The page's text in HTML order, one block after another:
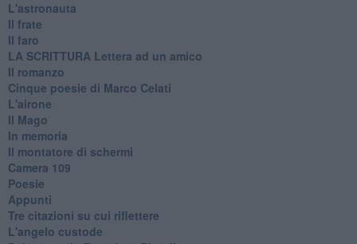
L'astronauta
Il frate
Il faro
​LA SCRITTURA Lettera ad un amico
Il romanzo
Cinque poesie di Marco Celati
L'airone
Il Mago
In memoria
Il montatore di schermi
Camera 109
Poesie
Appunti
Tre citazioni su cui riflettere
L'angelo custode